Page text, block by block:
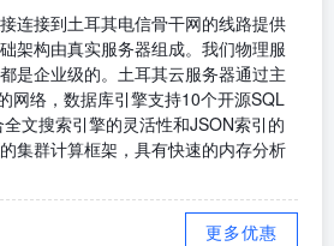
连接到土耳其电信骨干网的线路提供
架构由真实服务器组成。我们物理服
是企业级的。土耳其云服务器通过主
网络，数据库引擎支持10个开源SQL
文搜索引擎的灵活性和JSON索引的
集群计算框架，具有快速的内存分析
更多优惠